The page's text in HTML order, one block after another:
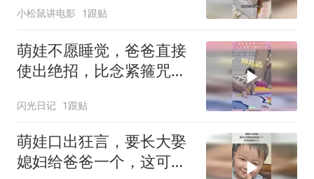
小松鼠讲电影 1跟贴
萌娃不愿睡觉，爸爸直接
使出绝招，比念紧箍咒都
闪光日记 1跟贴
萌娃口出狂言，要长大娶
媳妇给爸爸一个，这可真